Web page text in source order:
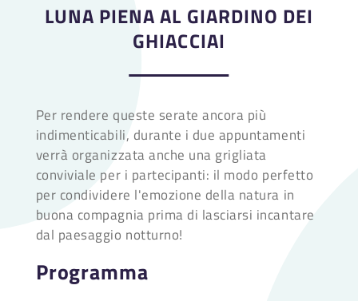
LUNA PIENA AL GIARDINO DEI
GHIACCIAI
Per rendere queste serate ancora più
indimenticabili, durante i due appuntamenti
verrà organizzata anche una grigliata
conviviale per i partecipanti: il modo perfetto
per condividere l'emozione della natura in
buona compagnia prima di lasciarsi incantare
dal paesaggio notturno!
Programma